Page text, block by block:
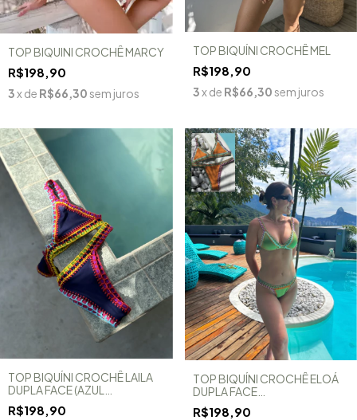
TOP BIQUINI CROCHÊ MARCY
R$198,90
3x de R$66,30 sem juros
TOP BIQUÍNI CROCHÊ MEL
R$198,90
3x de R$66,30 sem juros
TOP BIQUÍNI CROCHÊ LAILA
DUPLA FACE (AZUL
MARINHO/VERMELHO)
R$198,90
TOP BIQUÍNI CROCHÊ ELOÁ
DUPLA FACE
(VERDE/LARANJA)
R$198,90